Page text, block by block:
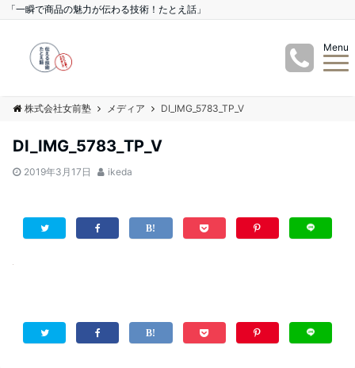
「一瞬で商品の魅力が伝わる技術！たとえ話」
Menu
株式会社女前塾 メディア DI_IMG_5783_TP_V
DI_IMG_5783_TP_V
2019年3月17日 ikeda